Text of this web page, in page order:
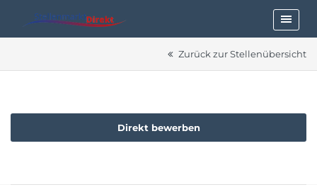
Zurück zur Stellenübersicht
Direkt bewerben